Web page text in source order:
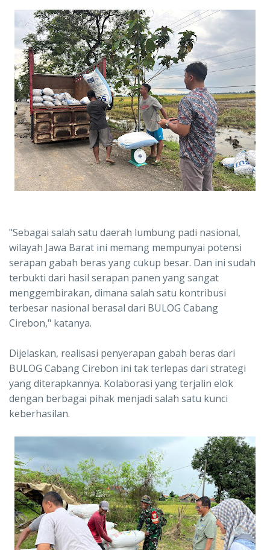
"Sebagai salah satu daerah lumbung padi nasional,
wilayah Jawa Barat ini memang mempunyai potensi
serapan gabah beras yang cukup besar. Dan ini sudah
terbukti dari hasil serapan panen yang sangat
menggembirakan, dimana salah satu kontribusi
terbesar nasional berasal dari BULOG Cabang
Cirebon," katanya.
Dijelaskan, realisasi penyerapan gabah beras dari
BULOG Cabang Cirebon ini tak terlepas dari strategi
yang diterapkannya. Kolaborasi yang terjalin elok
dengan berbagai pihak menjadi salah satu kunci
keberhasilan.